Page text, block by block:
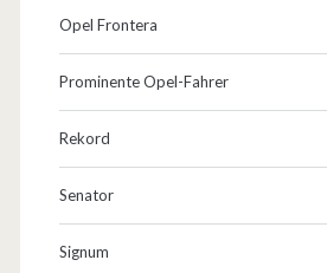
Opel Frontera
Prominente Opel-Fahrer
Rekord
Senator
Signum